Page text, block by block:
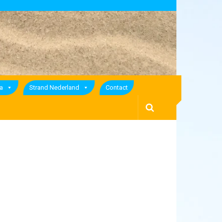
Strand Nederland Contact